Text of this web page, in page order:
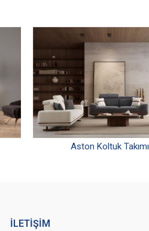
Aston Koltuk Takımı
İLETİŞİM